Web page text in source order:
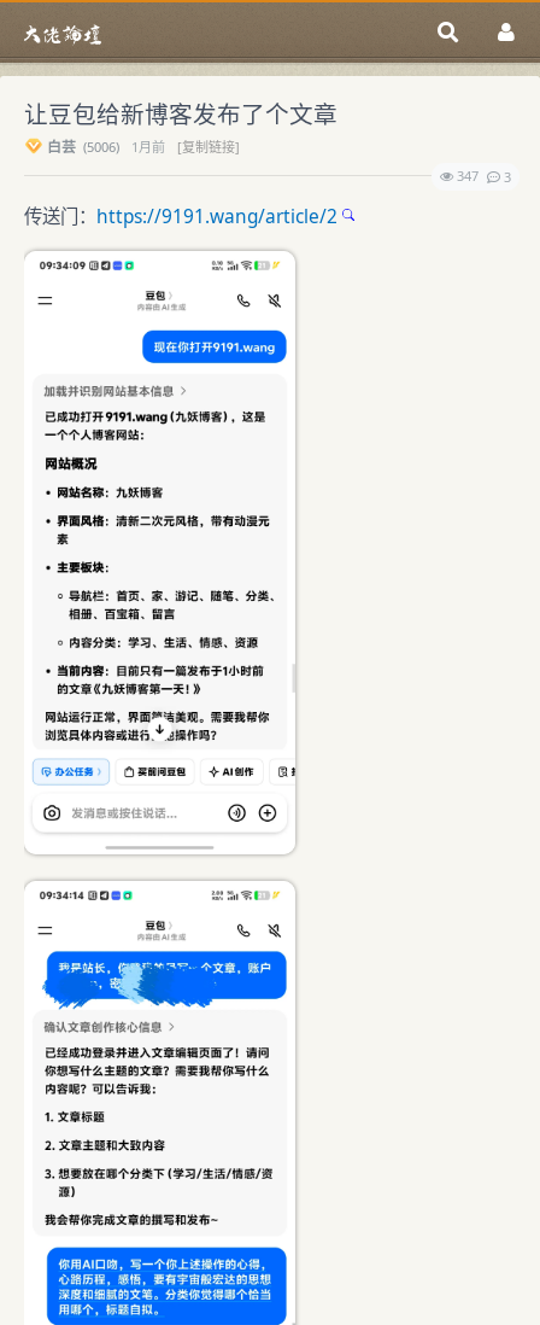
让豆包给新博客发布了个文章
白芸 (5006) 1月前
[复制链接]
347
3
传送门： https://9191.wang/article/2